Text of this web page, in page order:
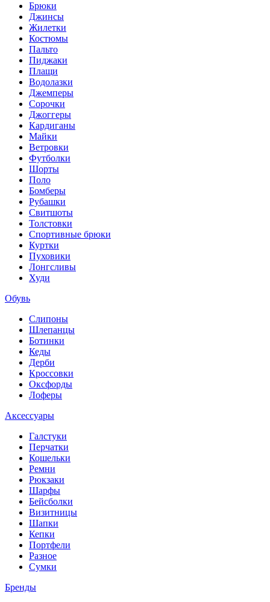
Брюки
Джинсы
Жилетки
Костюмы
Пальто
Пиджаки
Плащи
Водолазки
Джемперы
Сорочки
Джоггеры
Кардиганы
Майки
Ветровки
Футболки
Шорты
Поло
Бомберы
Рубашки
Свитшоты
Толстовки
Спортивные брюки
Куртки
Пуховики
Лонгсливы
Худи
Обувь
Слипоны
Шлепанцы
Ботинки
Кеды
Дерби
Кроссовки
Оксфорды
Лоферы
Аксессуары
Галстуки
Перчатки
Кошельки
Ремни
Рюкзаки
Шарфы
Бейсболки
Визитницы
Шапки
Кепки
Портфели
Разное
Сумки
Бренды